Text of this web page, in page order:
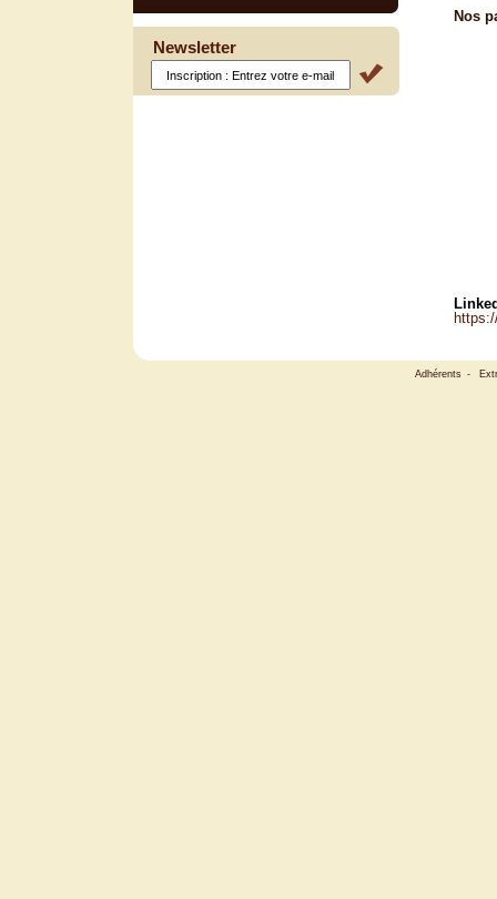
Nos
Newsletter
Adhérents -